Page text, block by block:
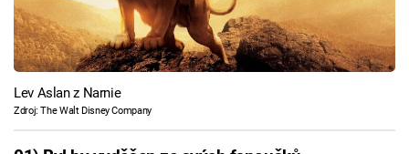
Lev Aslan z Narnie
Zdroj: The Walt Disney Company